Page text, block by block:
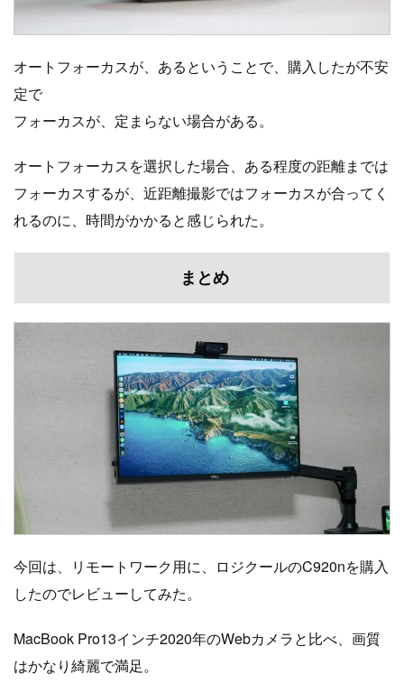
オートフォーカスが、あるということで、購入したが不安
定で
フォーカスが、定まらない場合がある。
オートフォーカスを選択した場合、ある程度の距離までは
フォーカスするが、近距離撮影ではフォーカスが合ってく
れるのに、時間がかかると感じられた。
まとめ
今回は、リモートワーク用に、ロジクールのC920nを購入
したのでレビューしてみた。
MacBook Pro13インチ2020年のWebカメラと比べ、画質
はかなり綺麗で満足。